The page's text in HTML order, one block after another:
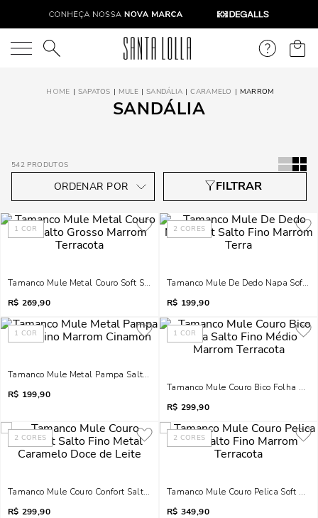
O que você está procurando?
SAPATOS MULE SANDÁLIA CARAMELO MARROM
SANDÁLIA
542 PRODUTOS
1 COR
Tamanco Mule Metal Couro Soft Salto Grosso Marrom Terracota
R$ 269,90
2 CORES
Tamanco Mule De Dedo Napa Soft
R$ 199,90
1 COR
Tamanco Mule Metal Pampa Salto Fino Marrom Cinamon
R$ 199,90
1 COR
Tamanco Mule Couro Bico Folha
R$ 299,90
2 CORES
Tamanco Mule Couro Confort Salto Fino Metal Caramelo Doce De Leite
R$ 299,90
2 CORES
Tamanco Mule Couro Pelica Soft
R$ 349,90